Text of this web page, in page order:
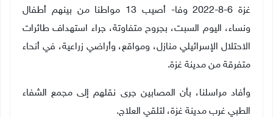
غزة 6-8-2022 وفا- أصيب 13 مواطنا من بينهم أطفال
ونساء، اليوم السبت، بجروح متفاوتة، جراء استهداف طائرات
الاحتلال الإسرائيلي منازل، ومواقع، وأراضي زراعية، في أنحاء
متفرقة من مدينة غزة.
وأفاد مراسلنا، بأن المصابين جرى نقلهم إلى مجمع الشفاء
الطبي غرب مدينة غزة، لتلقي العلاج.